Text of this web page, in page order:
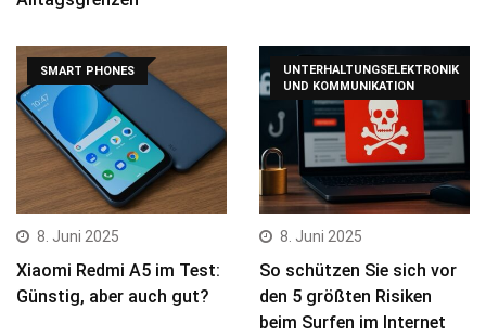
SMART PHONES
8. Juni 2025
Xiaomi Redmi A5 im Test:
Günstig, aber auch gut?
UNTERHALTUNGSELEKTRONIK
UND KOMMUNIKATION
8. Juni 2025
So schützen Sie sich vor
den 5 größten Risiken
beim Surfen im Internet